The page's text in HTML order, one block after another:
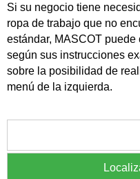
Si su negocio tiene
ropa de trabajo que no
estándar, MASCOT
según sus instrucciones
sobre la posibilidad de
menú de la izquierda.